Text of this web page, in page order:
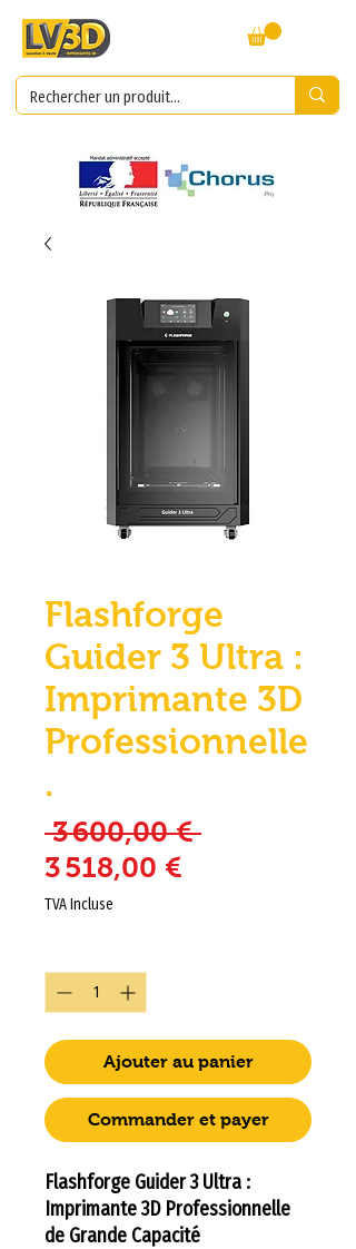
Flashforge
Guider 3 Ultra :
Imprimante 3D
Professionnelle
.
3 600,00 € Prix original
3 518,00 €
TVA Incluse
Ajouter au panier
Commander et payer
Flashforge Guider 3 Ultra :
Imprimante 3D Professionnelle
de Grande Capacité